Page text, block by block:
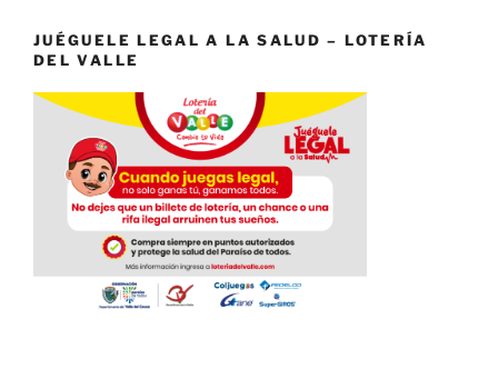
JUÉGUELE LEGAL A LA SALUD – LOTERÍA
DEL VALLE